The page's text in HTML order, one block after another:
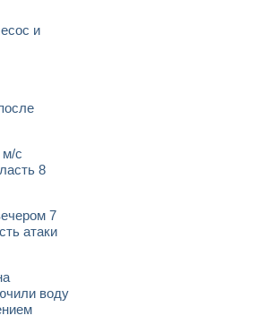
и
м/с
8
7
атаки
воду